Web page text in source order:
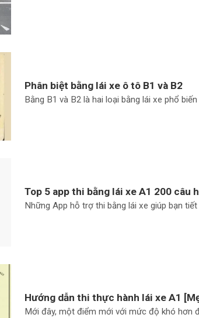
Phân biệt bằng lái xe ô tô B1 và B2
Bằng B1 và B2 là hai loại bằng lái xe phổ biến
Top 5 app thi bằng lái xe A1 200 câu
Những App hỗ trợ thi bằng lái xe giúp bạn
Hướng dẫn thi thực hành lái xe A1
Mới đây, một điểm mới với mức độ khó hơn